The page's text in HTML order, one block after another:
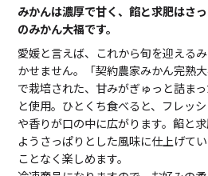
みかんは濃厚で甘く、餡と求肥はさ
のみかん大福です。
愛媛と言えば、これから旬を迎える
かせません。「契約農家みかん完熟
で栽培された、甘みがぎゅっと詰ま
と使用。ひとくち食べると、フレッ
や香りが口の中に広がります。餡と
ようさっぱりとした風味に仕上げて
ことなく楽しめます。